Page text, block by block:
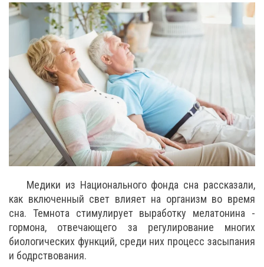
Медики из Национального фонда сна рассказали,
как включенный свет влияет на организм во время
сна. Темнота стимулирует выработку мелатонина -
гормона, отвечающего за регулирование многих
биологических функций, среди них процесс засыпания
и бодрствования.